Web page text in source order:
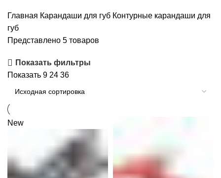
Главная Карандаши для губ Контурные карандаши для
губ
Представлено 5 товаров
Показать фильтры
Показать 9 24 36
New